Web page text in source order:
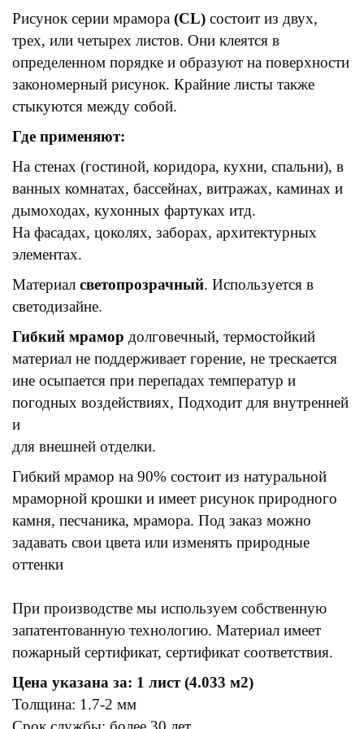
Рисунок серии мрамора (CL) состоит из двух,
трех, или четырех листов. Они клеятся в
определенном порядке и образуют на поверхности
закономерный рисунок. Крайние листы также
стыкуются между собой.
Где применяют:
На стенах (гостиной, коридора, кухни, спальни), в
ванных комнатах, бассейнах, витражах, каминах и
дымоходах, кухонных фартуках итд.
На фасадах, цоколях, заборах, архитектурных
элементах.
Материал светопрозрачный. Используется в
светодизайне.
Гибкий мрамор долговечный, термостойкий
материал не поддерживает горение, не трескается
ине осыпается при перепадах температур и
погодных воздействиях, Подходит для внутренней
и
для внешней отделки.
Гибкий мрамор на 90% состоит из натуральной
мраморной крошки и имеет рисунок природного
камня, песчаника, мрамора. Под заказ можно
задавать свои цвета или изменять природные
оттенки
При производстве мы используем собственную
запатентованную технологию. Материал имеет
пожарный сертификат, сертификат соответствия.
Цена указана за: 1 лист (4.033 м2)
Толщина: 1.7-2 мм